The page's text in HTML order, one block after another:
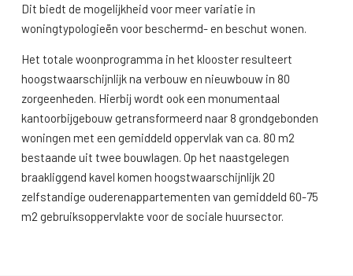
Dit biedt de mogelijkheid voor meer variatie in
woningtypologieën voor beschermd- en beschut wonen.
Het totale woonprogramma in het klooster resulteert
hoogstwaarschijnlijk na verbouw en nieuwbouw in 80
zorgeenheden. Hierbij wordt ook een monumentaal
kantoorbijgebouw getransformeerd naar 8 grondgebonden
woningen met een gemiddeld oppervlak van ca. 80 m2
bestaande uit twee bouwlagen. Op het naastgelegen
braakliggend kavel komen hoogstwaarschijnlijk 20
zelfstandige ouderenappartementen van gemiddeld 60-75
m2 gebruiksoppervlakte voor de sociale huursector.